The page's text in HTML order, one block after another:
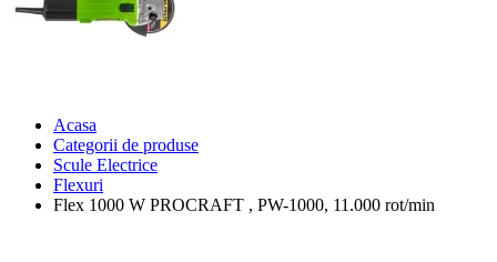
Acasa
Categorii de produse
Scule Electrice
Flexuri
Flex 1000 W PROCRAFT , PW-1000, 11.000 rot/min